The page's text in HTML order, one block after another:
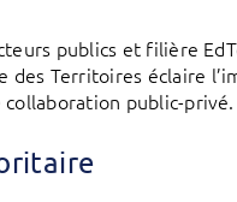
publics et filière
Territoires éclaire
public-privé.